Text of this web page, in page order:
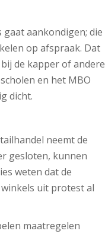
aankondigen; die
op afspraak. Dat
de kapper of andere
en het MBO
dicht.
neemt de
gesloten, kunnen
weten dat de
uit protest al
maatregelen